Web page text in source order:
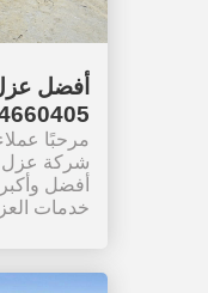
أفضل
0554660405 |
مرحبًا
شركة عزل
أفضل
خدمات